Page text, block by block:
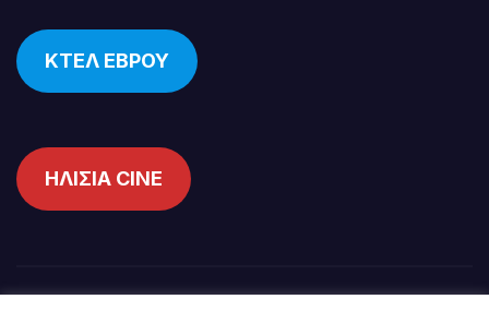
ΚΤΕΛ ΕΒΡΟΥ
ΗΛΙΣΙΑ CINE